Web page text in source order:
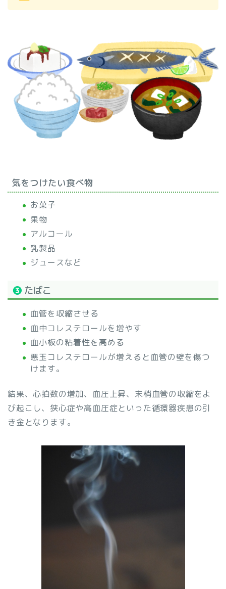
気をつけたい食べ物
お菓子
果物
アルコール
乳製品
ジュースなど
❸ たばこ
血管を収縮させる
血中コレステロールを増やす
血小板の粘着性を高める
悪玉コレステロールが増えると血管の壁を傷つ
けます。
結果、心拍数の増加、血圧上昇、末梢血管の収縮をよ
び起こし、狭心症や高血圧症といった循環器疾患の引
き金となります。